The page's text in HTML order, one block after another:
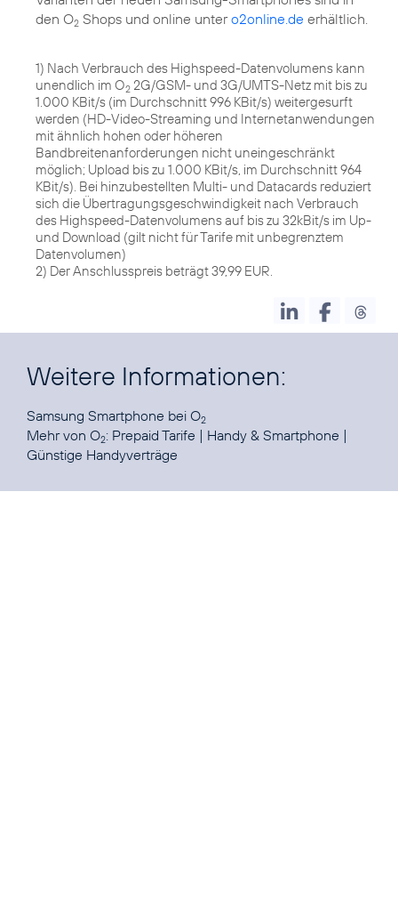
den O2 Shops und online untero2online.de erhältlich.
1) Nach Verbrauch des Highspeed-Datenvolumens kann
unendlich im O2 2G/GSM- und 3G/UMTS-Netz mit bis zu
1.000 KBit/s (im Durchschnitt 996 KBit/s) weitergesurft
werden (HD-Video-Streaming und Internetanwendungen
mit ähnlich hohen oder höheren
Bandbreitenanforderungen nicht uneingeschränkt
möglich; Upload bis zu 1.000 KBit/s, im Durchschnitt 964
KBit/s). Bei hinzubestellten Multi- und Datacards reduziert
sich die Übertragungsgeschwindigkeit nach Verbrauch
des Highspeed-Datenvolumens auf bis zu 32kBit/s im Up-
und Download (gilt nicht für Tarife mit unbegrenztem
Datenvolumen)
2) Der Anschlusspreis beträgt 39,99 EUR.
Weitere Informationen:
Samsung Smartphone bei O2
Mehr von O2: Prepaid Tarife | Handy & Smartphone |
Günstige Handyverträge